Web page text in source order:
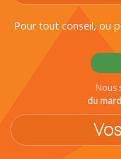
Pour tout conseil, ou
Nous
du